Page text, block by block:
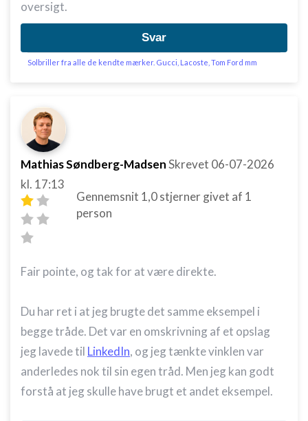
oversigt.
Svar
Solbriller fra alle de kendte mærker. Gucci, Lacoste, Tom Ford mm
Mathias Søndberg-MadsenSkrevet 06-07-2026
kl. 17:13
Gennemsnit 1,0stjerner givet af 1
person
Fair pointe, og tak for at være direkte.
Du har ret i at jeg brugte det samme eksempel i
begge tråde. Det var en omskrivning af et opslag
jeg lavede til LinkedIn, og jeg tænkte vinklen var
anderledes nok til sin egen tråd. Men jeg kan godt
forstå at jeg skulle have brugt et andet eksempel.